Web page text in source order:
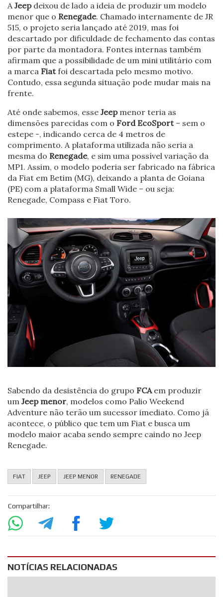
AJeepdeixou de lado a ideia de produzir um modelo
menor que o Renegade. Chamado internamente de JR
515, o projeto seria lançado até 2019, mas foi
descartado por dificuldade de fechamento das contas
por parte da montadora. Fontes internas também
afirmam que a possibilidade de um mini utilitário com
a marca Fiatfoi descartada pelo mesmo motivo.
Contudo, essa segunda situação pode mudar mais na
frente.
Até onde sabemos, esseJeepmenor teria as
dimensões parecidas com o Ford EcoSport– sem o
estepe -, indicando cerca de 4 metros de
comprimento. A plataforma utilizada não seria a
mesma do Renegade, e sim uma possível variação da
MP1. Assim, o modelo poderia ser fabricado na fábrica
da Fiat em Betim (MG), deixando a planta de Goiana
(PE) com a plataforma Small Wide – ou seja:
Renegade, Compass e Fiat Toro.
Sabendo da desistência do grupo FCAem produzir
umJeep menor, modelos como Palio Weekend
Adventure não terão um sucessor imediato. Como já
acontece, o público que tem um Fiat e busca um
modelo maior acaba sendo sempre caindo no Jeep
Renegade.
FIAT JEEP JEEP MENOR RENEGADE
Compartilhar:
NOTÍCIAS RELACIONADAS